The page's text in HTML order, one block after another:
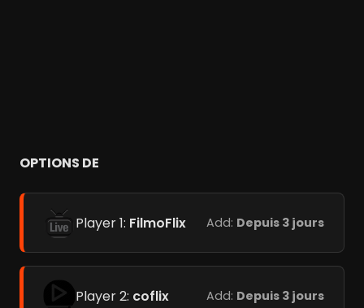
OPTIONS DE
Player 1: FilmoFlix Add: Depuis 3 jours
Player 2: coflix Add: Depuis 3 jours